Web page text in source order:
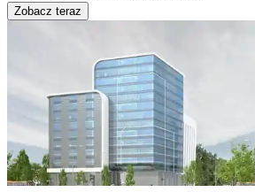
Zobacz teraz